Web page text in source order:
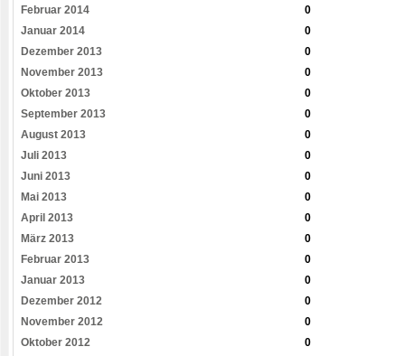
Februar 2014
0
Januar 2014
0
Dezember 2013
0
November 2013
0
Oktober 2013
0
September 2013
0
August 2013
0
Juli 2013
0
Juni 2013
0
Mai 2013
0
April 2013
0
März 2013
0
Februar 2013
0
Januar 2013
0
Dezember 2012
0
November 2012
0
Oktober 2012
0